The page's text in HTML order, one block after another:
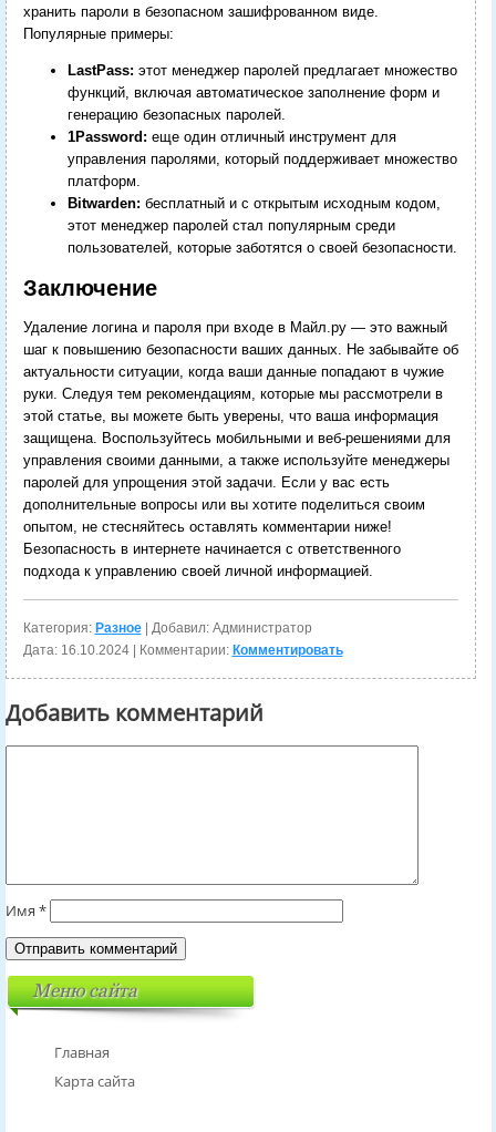
хранить пароли в безопасном зашифрованном виде.
Популярные примеры:
LastPass: этот менеджер паролей предлагает множество
функций, включая автоматическое заполнение форм и
генерацию безопасных паролей.
1Password: еще один отличный инструмент для
управления паролями, который поддерживает множество
платформ.
Bitwarden: бесплатный и с открытым исходным кодом,
этот менеджер паролей стал популярным среди
пользователей, которые заботятся о своей безопасности.
Заключение
Удаление логина и пароля при входе в Майл.ру — это важный
шаг к повышению безопасности ваших данных. Не забывайте об
актуальности ситуации, когда ваши данные попадают в чужие
руки. Следуя тем рекомендациям, которые мы рассмотрели в
этой статье, вы можете быть уверены, что ваша информация
защищена. Воспользуйтесь мобильными и веб-решениями для
управления своими данными, а также используйте менеджеры
паролей для упрощения этой задачи. Если у вас есть
дополнительные вопросы или вы хотите поделиться своим
опытом, не стесняйтесь оставлять комментарии ниже!
Безопасность в интернете начинается с ответственного
подхода к управлению своей личной информацией.
Категория: Разное| Добавил: Администратор
Дата: 16.10.2024| Комментарии: Комментировать
Добавить комментарий
Имя *
Меню сайта
Главная
Карта сайта